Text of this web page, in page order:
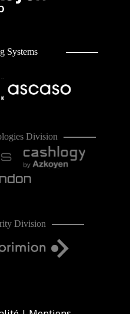
Systems
Division
Division